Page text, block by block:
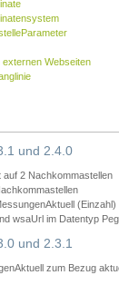
Webseiten
und 2.4.0
2 Nachkommastellen
(Einzahl)
wsaUrl im Datentyp
und 2.3.1
zum Bezug